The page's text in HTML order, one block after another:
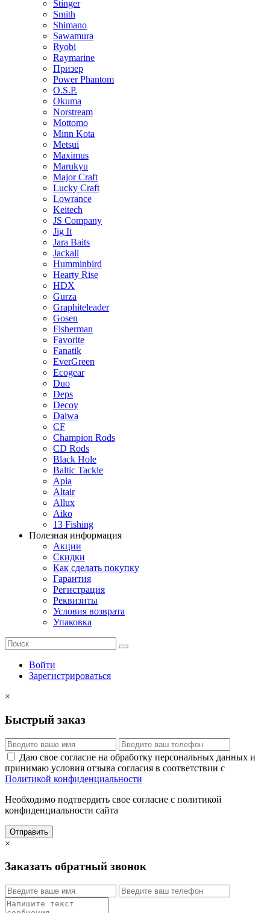
Stinger
Smith
Shimano
Sawamura
Ryobi
Raymarine
Призер
Power Phantom
O.S.P.
Okuma
Norstream
Mottomo
Minn Kota
Metsui
Maximus
Marukyu
Major Craft
Lucky Craft
Lowrance
Keitech
JS Company
Jig It
Jara Baits
Jackall
Humminbird
Hearty Rise
HDX
Gurza
Graphiteleader
Gosen
Fisherman
Favorite
Fanatik
EverGreen
Ecogear
Duo
Deps
Decoy
Daiwa
CF
Champion Rods
CD Rods
Black Hole
Baltic Tackle
Apia
Altair
Allux
Aiko
13 Fishing
Полезная информация
Акции
Скидки
Как сделать покупку
Гарантия
Регистрация
Реквизиты
Условия возврата
Упаковка
Войти
Зарегистрироваться
×
Быстрый заказ
Даю свое согласие на обработку персональных данных и
принимаю условия отзыва согласия в соответствии с
Политикой конфиденциальности
Необходимо подтвердить свое согласие с политикой
конфиденциальности сайта
Отправить
×
Заказать обратный звонок